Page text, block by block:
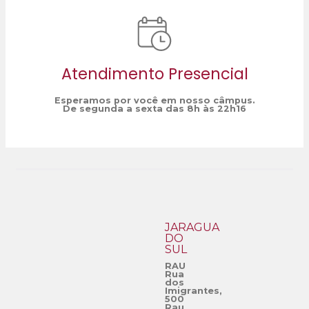
Atendimento Presencial
Esperamos por você em nosso câmpus.
De segunda a sexta das 8h às 22h16
JARAGUÁ
DO
SUL
RAU
Rua
dos
Imigrantes,
500